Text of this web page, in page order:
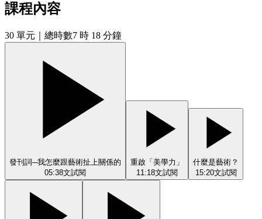
課程內容
30 單元 ｜總時數7 時 18 分鐘
發刊詞─我怎麼跟藝術扯上關係的
05:38文試閱
重啟「美學力」
11:18文試閱
什麼是藝術？
15:20文試閱